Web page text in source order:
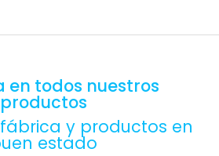
en todos nuestros
productos
y productos en
estado